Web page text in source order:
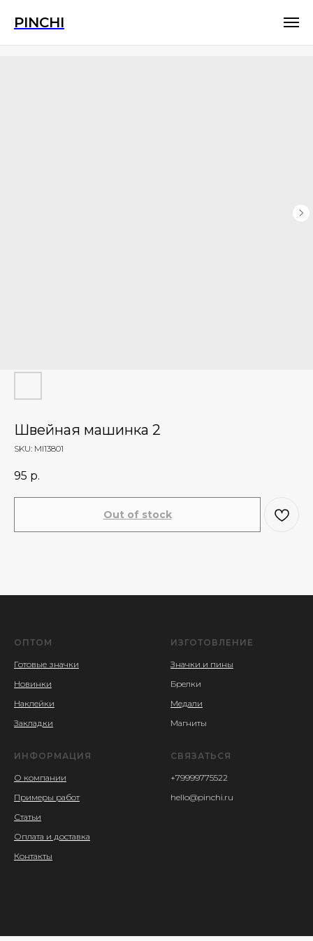
PINCHI
Швейная машинка 2
SKU: MI13801
95 р.
Out of stock
ОПТОМ
Готовые значки
Новинки
Наклейки
Закладки
ИЗГОТОВЛЕНИЕ
Значки и пины
Брелки
Медали
Магниты
ИНФОРМАЦИЯ
О компании
Примеры работ
Статьи
Оплата и доставка
Контакты
СВЯЗАТЬСЯ
+79999775522
hello@pinchi.ru